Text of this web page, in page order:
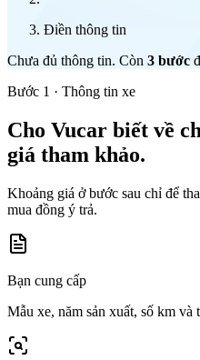
Điền thông tin
Chưa đủ thông tin. Còn 3 bước
Bước 1 · Thông tin xe
Cho Vucar biết về
giá tham khảo.
Khoảng giá ở bước sau chỉ để
mua đồng ý trả.
Bạn cung cấp
Mẫu xe, năm sản xuất, số km và